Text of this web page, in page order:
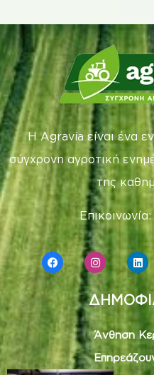
Η Agravia είναι ένα
σύγχρονη αγροτική
της
Επικοινωνία:
Άνθηση